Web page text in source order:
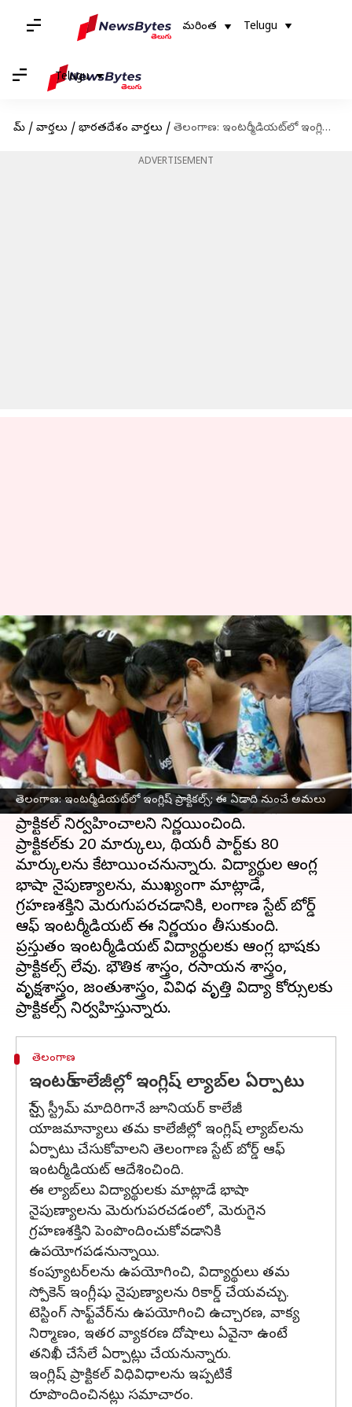
మరింత Telugu
Telugu
హోమ్ / వార్తలు / భారతదేశం వార్తలు / తెలంగాణ: ఇంటర్మీడియట్‌లో ఇంగ్లిష్ ప్రాక్టికల్స్; ఈ ఏడాది నుంచే అమలు
ADVERTISEMENT
తెలంగాణ: ఇంటర్మీడియట్‌లో ఇంగ్లిష్ ప్రాక్టికల్స్; ఈ ఏడాది నుంచే అమలు
తెలంగాణ: ఇంటర్మీడియట్‌లో ఇంగ్లిష్
ప్రాక్టికల్స్; ఈ ఏడాది నుంచే అమలు
వ్రాసిన వారు Stalin May 19, 2023 12:48 pm
ఈ వార్తాకథనం ఏంటి
తెలంగాణ ఇంటర్మీడియట్ బోర్టు కీలక నిర్ణయం
తీసుకుంది. 2023-24 విద్యా సంవత్సరం నుంచి
ఇంటర్మీడియట్ పబ్లిక్ పరీక్షల్లో భాగంగా ఇంగ్లిష్
ప్రాక్టికల్ నిర్వహించాలని నిర్ణయించింది.
ప్రాక్టికల్‌కు 20 మార్కులు, థియరీ పార్ట్‌కు 80
మార్కులను కేటాయించనున్నారు. విద్యార్థుల ఆంగ్ల
భాషా నైపుణ్యాలను, ముఖ్యంగా మాట్లాడే,
గ్రహణశక్తిని మెరుగుపరచడానికి, తెలంగాణ స్టేట్ బోర్డ్
ఆఫ్ ఇంటర్మీడియట్ ఈ నిర్ణయం తీసుకుంది.
ప్రస్తుతం ఇంటర్మీడియట్ విద్యార్థులకు ఆంగ్ల భాషకు
ప్రాక్టికల్స్ లేవు. భౌతిక శాస్త్రం, రసాయన శాస్త్రం,
వృక్షశాస్త్రం, జంతుశాస్త్రం, వివిధ వృత్తి విద్యా కోర్సులకు
తెలంగాణ
ఇంటర్ కాలేజీల్లో ఇంగ్లిష్ ల్యాబ్‌ల ఏర్పాటు
సైన్స్‌ స్ట్రీమ్‌ మాదిరిగానే జూనియర్‌ కాలేజీ
యాజమాన్యాలు తమ కాలేజీల్లో ఇంగ్లిష్‌ ల్యాబ్‌లను
ఏర్పాటు చేసుకోవాలని తెలంగాణ స్టేట్ బోర్డ్ ఆఫ్
ఇంటర్మీడియట్ ఆదేశించింది.
ఈ ల్యాబ్‌లు విద్యార్థులకు మాట్లాడే భాషా
నైపుణ్యాలను మెరుగుపరచడంలో, మెరుగైన
గ్రహణశక్తిని పెంపొందించుకోవడానికి
ఉపయోగపడనున్నాయి.
కంప్యూటర్‌లను ఉపయోగించి, విద్యార్థులు తమ
స్పోకెన్ ఇంగ్లీషు నైపుణ్యాలను రికార్డ్ చేయవచ్చు.
టెస్టింగ్ సాఫ్ట్‌వేర్‌ను ఉపయోగించి ఉచ్చారణ, వాక్య
నిర్మాణం, ఇతర వ్యాకరణ దోషాలు ఏవైనా ఉంటే
తనిఖీ చేసేలే ఏర్పాట్లు చేయనున్నారు.
ఇంగ్లిష్ ప్రాక్టికల్ విధివిధాలను ఇప్పటికే
రూపొందించినట్లు సమాచారం.